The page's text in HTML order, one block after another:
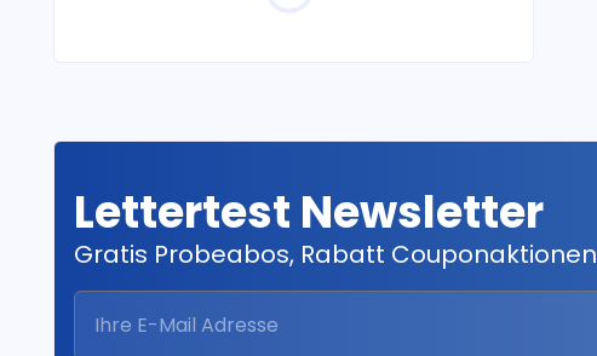
Lettertest Newsletter
Gratis Probeabos, Rabatt Couponaktionen